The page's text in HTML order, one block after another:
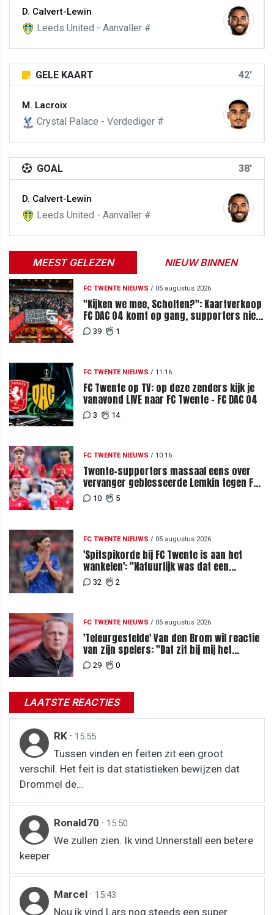
D. Calvert-Lewin
Leeds United - Aanvaller #
GELE KAART 42'
M. Lacroix
Crystal Palace - Verdediger #
GOAL 38'
D. Calvert-Lewin
Leeds United - Aanvaller #
MEEST GELEZEN NIEUW BINNEN
FC TWENTE NIEUWS / 05 augustus 2026
"Kijken we mee, Scholten?": Kaartverkoop
FC DAC 04 komt op gang, supporters niet
blij met ticketprijzen
39 1
FC TWENTE NIEUWS / 11:16
FC Twente op TV: op deze zenders kijk je
vanavond LIVE naar FC Twente - FC DAC 04
3 14
FC TWENTE NIEUWS / 10:16
Twente-supporters massaal eens over
vervanger geblesseerde Lemkin tegen FC
DAC 04
10 5
FC TWENTE NIEUWS / 05 augustus 2026
'Spitspikorde bij FC Twente is aan het
wankelen': "Natuurlijk was dat een
signaal"
32 2
FC TWENTE NIEUWS / 05 augustus 2026
'Teleurgestelde' Van den Brom wil reactie
van zijn spelers: "Dat zit bij mij het
meeste diep"
29 0
LAATSTE REACTIES
RK · 15:55
Tussen vinden en feiten zit een groot
verschil. Het feit is dat statistieken bewijzen dat
Drommel de...
Ronald70 · 15:50
We zullen zien. Ik vind Unnerstall een betere
keeper
Marcel · 15:43
Nou ik vind Lars nog steeds een super